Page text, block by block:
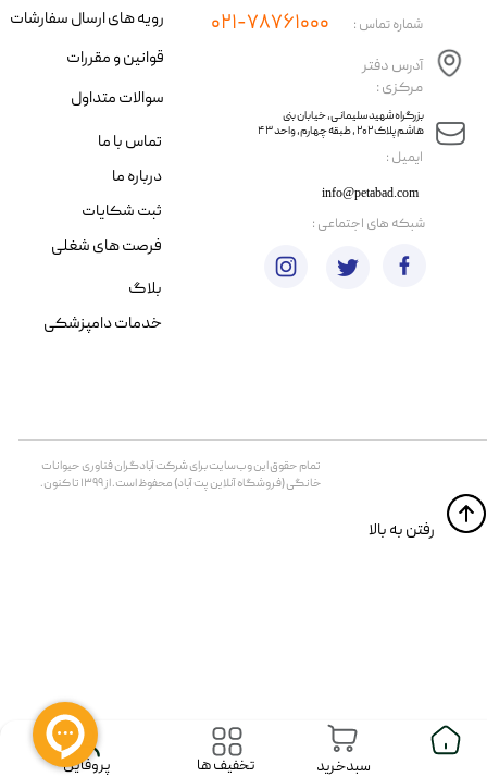
​ایمیل :
آدرس دفتر
مرکزی :
info@petabad.com
​​بزرگراه شهید سلیمانی، خیابان بنی
هاشم پلاک ۲۰۲ ، طبقه چهارم، واحد ۴۳
شماره تماس : ۰۲۱-۷۸۷۶۱۰۰۰
تمام حقوق اين وب‌سايت برای شرکت آبادگران فناوری حیوانات
خانگی (فروشگاه آنلاین پت آباد) محفوظ است. از ۱۳۹۹ تا کنون.
​​رفتن به بالا
رویه های ارسال سفارشات
قوانین و مقررات
سوالات متداول
تماس با ما
درباره ما
ثبت شکایات
فرصت های شغلی
​شبکه های اجتماعی :
بلاگ
خدمات دامپزشکی
سبدخرید تخفیف ها پروفایل